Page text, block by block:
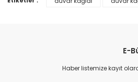
E-
Haber listemize kayıt